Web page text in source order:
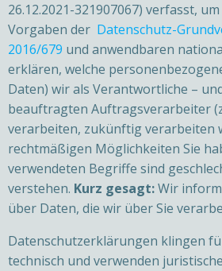
26.12.2021-321907067) verfasst,
Vorgaben der Datenschutz-
2016/679 und anwendbaren
erklären, welche
Daten) wir als Verantwortliche –
beauftragten Auftragsverarbeiter
verarbeiten, zukünftig verarbeiten
rechtmäßigen Möglichkeiten Sie
verwendeten Begriffe sind
verstehen. Kurz gesagt:Wir
über Daten, die wir über Sie
Datenschutzerklärungen klingen
technisch und verwenden